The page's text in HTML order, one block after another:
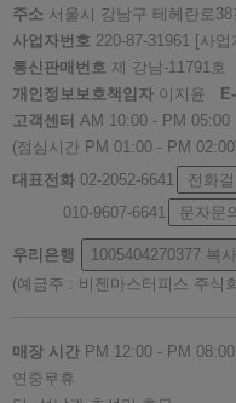
주소 서울시 강남구 테헤란로
사업자번호 220-87-31961 [사업
통신판매번호 제 강남-11791호
개인정보보호책임자 이지윤
고객센터 AM 10:00 - PM 05:00
(점심시간 PM 01:00 - PM
대표전화 02-2052-6641
전화걸
010-9607-6641
문자문의
우리은행 1005404270377 복
(예금주 : 비젠마스터피스 주식
매장 시간 PM 12:00 - PM 08:00
연중무휴